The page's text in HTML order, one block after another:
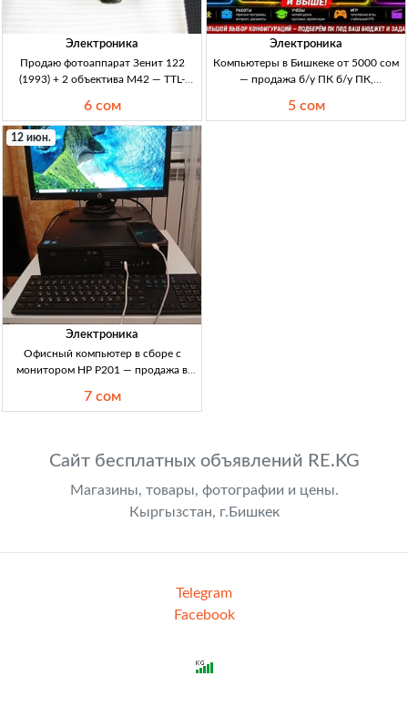
Электроника
Продаю фотоаппарат Зенит 122
(1993) + 2 объектива М42 — TTL-
зеркалка 35мм (малоформат), TTL-
экспонометр, М42, 1993 г., сост.
отличное, выде
6 сом
Электроника
Компьютеры в Бишкеке от 5000 сом
— продажа б/у ПК б/у ПК,
Бишкек, от 5000 KGS, для дома/
5 сом
12 июн.
Электроника
Офисный компьютер в сборе с
монитором HP P201 — продажа в
монитор HP P201, системник (белая
7 сом
Сайт бесплатных объявлений RE.KG
Магазины, товары, фотографии и цены.
Кыргызстан, г.Бишкек
Telegram
Facebook